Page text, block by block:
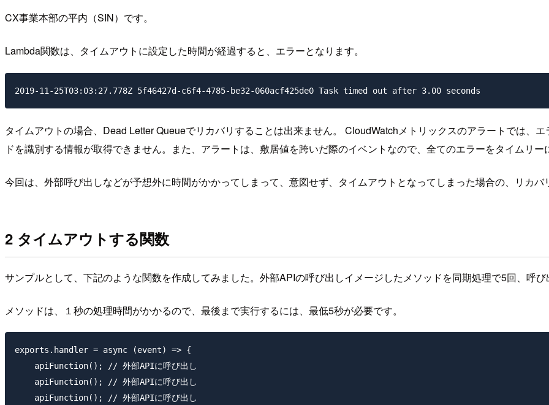
CX事業本部の平内（SIN）です。
Lambda関数は、タイムアウトに設定した時間が経過すると、エラーとなります。
タイムアウトの場合、Dead Letter Queueでリカバリすることは出来ません。 CloudWatchメトリックスのアラートでは、
ドを識別する情報が取得できません。また、アラートは、敷居値を跨いだ際のイベントなので、全てのエラーをタイムリー
今回は、外部呼び出しなどが予想外に時間がかかってしまって、意図せず、タイムアウトとなってしまった場合の、リカバ
2 タイムアウトする関数
サンプルとして、下記のような関数を作成してみました。外部APIの呼び出しイメージしたメソッドを同期処理で5回、呼び
メソッドは、１秒の処理時間がかかるので、最後まで実行するには、最低5秒が必要です。
exports.handler = async (event) => {
    apiFunction(); // 外部APIに呼び出し
    apiFunction(); // 外部APIに呼び出し
    apiFunction(); // 外部APIに呼び出し